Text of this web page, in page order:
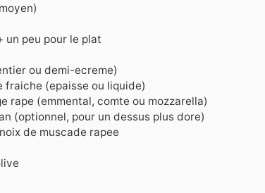
un peu pour le plat
ou demi-ecreme)
fraiche (epaisse ou liquide)
rape (emmental, comte ou mozzarella)
(optionnel, pour un dessus plus dore)
de muscade rapee